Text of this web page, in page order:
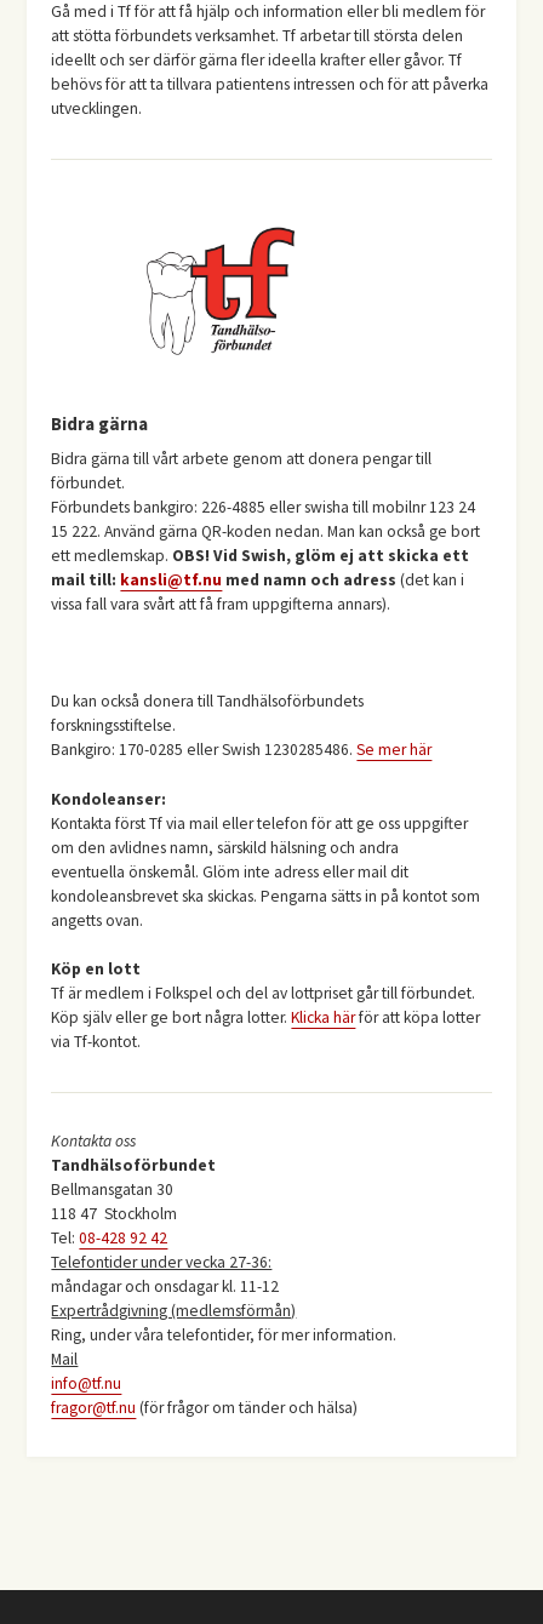
Gå med i Tf för att få hjälp och information eller bli medlem för
att stötta förbundets verksamhet. Tf arbetar till största delen
ideellt och ser därför gärna fler ideella krafter eller gåvor. Tf
behövs för att ta tillvara patientens intressen och för att påverka
utvecklingen.
Bidra gärna
Bidra gärna till vårt arbete genom att donera pengar till
förbundet.
Förbundets bankgiro: 226-4885 eller swisha till mobilnr 123 24
15 222. Använd gärna QR-koden nedan. Man kan också ge bort
ett medlemskap. OBS! Vid Swish, glöm ej att skicka ett
mail till: kansli@tf.nu med namn och adress (det kan i
vissa fall vara svårt att få fram uppgifterna annars).
Du kan också donera till Tandhälsoförbundets
forskningsstiftelse.
Bankgiro: 170-0285 eller Swish 1230285486.Se mer här
Kondoleanser:
Kontakta först Tf via mail eller telefon för att ge oss uppgifter
om den avlidnes namn, särskild hälsning och andra
eventuella önskemål. Glöm inte adress eller mail dit
kondoleansbrevet ska skickas. Pengarna sätts in på kontot som
angetts ovan.
Köp en lott
Tf är medlem i Folkspel och del av lottpriset går till förbundet.
Köp själv eller ge bort några lotter.Klicka härför att köpa lotter
via Tf-kontot.
Kontakta oss
Tandhälsoförbundet
Bellmansgatan 30
118 47 Stockholm
Tel:08-428 92 42
Telefontider under vecka 27-36:
måndagar och onsdagar kl. 11-12
Expertrådgivning (medlemsförmån)
Ring, under våra telefontider, för mer information.
Mail
info@tf.nu
fragor@tf.nu (för frågor om tänder och hälsa)